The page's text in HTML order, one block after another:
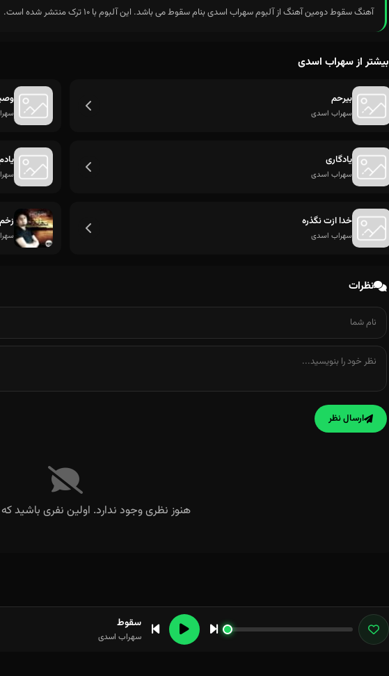
آهنگ سقوط دومین آهنگ از آلبوم سهراب اسدی بنام سقوط می باشد. این آلبوم با ۱۰ ترک منتشر شده است.
بیشتر از سهراب اسدی
بیرحم
سهراب اسدی
یادگاری
سهراب اسدی
خدا ازت نگذره
سهراب اسدی
نظرات
ارسال نظر
هنوز نظری وجود ندارد. اولین نفری باشید
سقوط
سهراب اسدی